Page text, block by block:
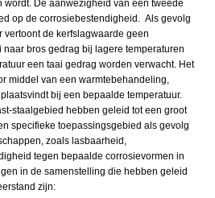
wordt. De aanwezigheid van een tweede
op de corrosiebestendigheid. Als gevolg
vertoont de kerfslagwaarde geen
bros gedrag bij lagere temperaturen
een taai gedrag worden verwacht. Het
middel van een warmtebehandeling,
bij een bepaalde temperatuur.
staalgebied hebben geleid tot een groot
specifieke toepassingsgebied als gevolg
zoals lasbaarheid,
tegen bepaalde corrosievormen in
in de samenstelling die hebben geleid
zijn: